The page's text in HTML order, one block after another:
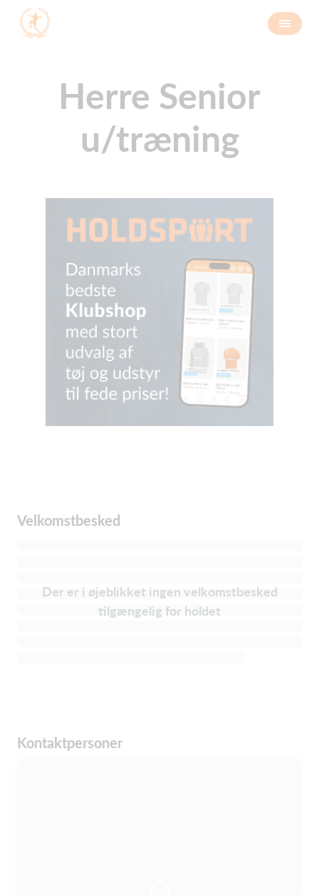
Herre Senior
u/træning
Velkomstbesked
Der er i øjeblikket ingen velkomstbesked
tilgængelig for holdet
Kontaktpersoner